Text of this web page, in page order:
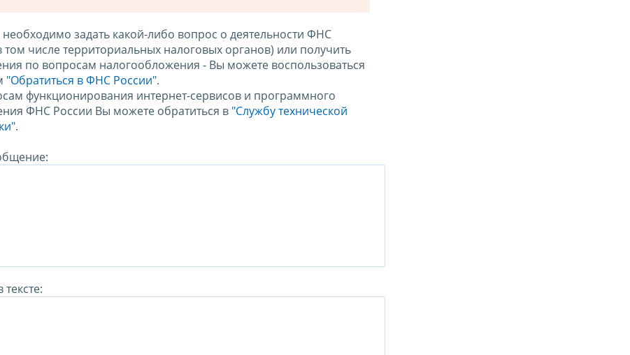
задать какой-либо вопрос о деятельности ФНС
том числе территориальных налоговых органов) или получить
по вопросам налогообложения - Вы можете воспользоваться
"Обратиться в ФНС России".
функционирования интернет-сервисов и программного
ФНС России Вы можете обратиться в "Службу технической